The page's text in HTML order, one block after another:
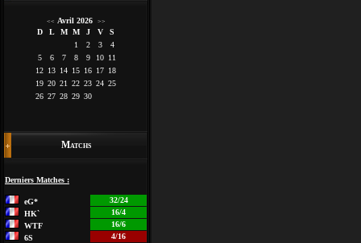
<< Avril 2026 >>
D L M M J V
S
1
2 3
4
5
6 7 8 9 10 11
12 13 14 15 16 17 18
19 20 21 22 23 24 25
26 27 28 29 30
Matchs
Derniers Matches :
eG*
32/24
HK`
16/4
WTF
16/6
6S
4/16